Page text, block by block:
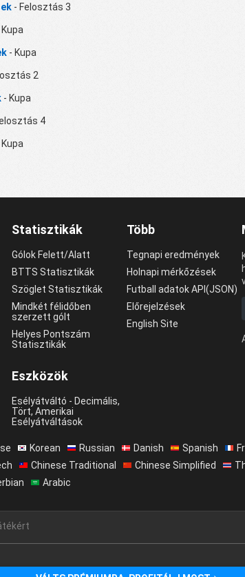
- Felosztás 3
Kupa
- Kupa
2
- Kupa
4
Kupa
Statisztikák
Gólok Felett/Alatt
BTTS Statisztikák
Szöglet Statisztikák
Mindkét félidőben
szerzett gólt
Helyes Pontszám
Statisztikák
Eszközök
Esélyátváltó - Decimális,
Tört, Amerikai
Esélyátváltások
Több
Tegnapi eredmények
Holnapi mérkőzések
Futball adatok API(JSON)
Előrejelzések
English Site
Korean Russian Danish Spanish
Chinese Traditional Chinese Simplified
Arabic